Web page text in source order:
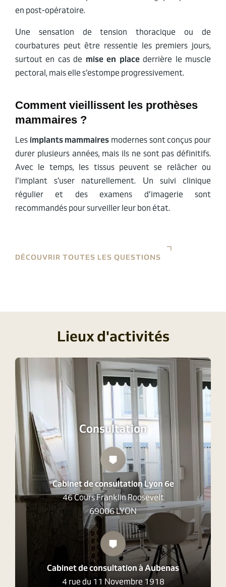
en post-opératoire.
Une sensation de tension thoracique ou de
courbatures peut être ressentie les premiers jours,
surtout en cas de mise en placederrière le muscle
pectoral, mais elle s’estompe progressivement.
Comment vieillissent les prothèses
mammaires ?
Les implants mammaires modernes sont conçus pour
durer plusieurs années, mais ils ne sont pas définitifs.
Avec le temps, les tissus peuvent se relâcher ou
l’implant s’user naturellement. Un suivi clinique
régulier et des examens d’imagerie sont
recommandés pour surveiller leur bon état.
DÉCOUVRIR TOUTES LES QUESTIONS
Lieux d'activités
Consultation
Cabinet de consultation Lyon 6e
46 Cours Franklin Roosevelt
69006 LYON
Cabinet de consultation à Aubenas
4 rue du 11 Novembre 1918